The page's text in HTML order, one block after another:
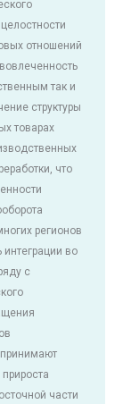
отношений
так и
структуры
товарах
что
регионов
интеграции во
с
части